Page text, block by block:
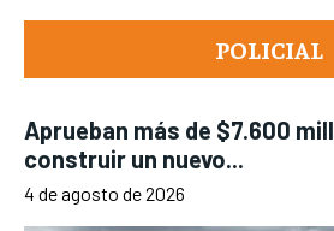
POLICIAL
Aprueban más de $7.600
construir un nuevo...
4 de agosto de 2026